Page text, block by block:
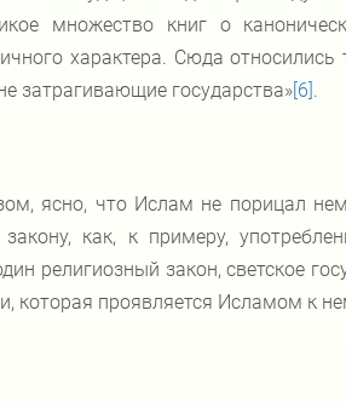
множество книг о
характера. Сюда
затрагивающие государства»[6].
ясно, что Ислам не порицал
закону, как, к примеру,
религиозный закон, светское
которая проявляется Исламом к